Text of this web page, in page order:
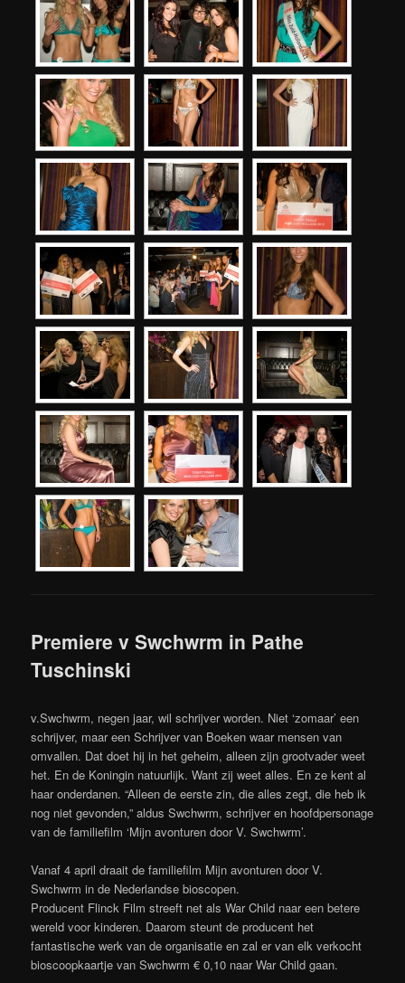
Premiere v Swchwrm in Pathe
Tuschinski
v.Swchwrm, negen jaar, wil schrijver worden. Niet ‘zomaar’ een
schrijver, maar een Schrijver van Boeken waar mensen van
omvallen. Dat doet hij in het geheim, alleen zijn grootvader weet
het. En de Koningin natuurlijk. Want zij weet alles. En ze kent al
haar onderdanen. “Alleen de eerste zin, die alles zegt, die heb ik
nog niet gevonden,” aldus Swchwrm, schrijver en hoofdpersonage
van de familiefilm ‘Mijn avonturen door V. Swchwrm’.
Vanaf 4 april draait de familiefilm Mijn avonturen door V.
Swchwrm in de Nederlandse bioscopen.
Producent Flinck Film streeft net als War Child naar een betere
wereld voor kinderen. Daarom steunt de producent het
fantastische werk van de organisatie en zal er van elk verkocht
bioscoopkaartje van Swchwrm € 0,10 naar War Child gaan.